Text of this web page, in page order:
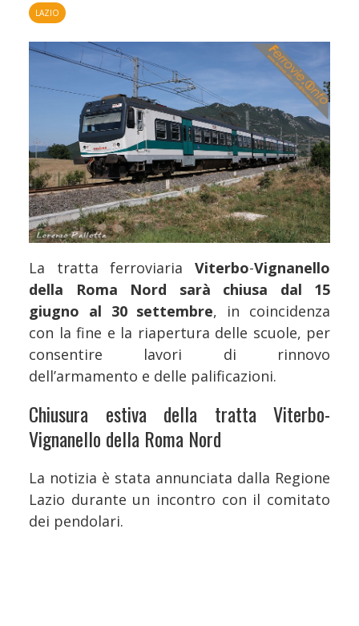
LAZIO
La tratta ferroviaria Viterbo-Vignanello
della Roma Nord sarà chiusa dal 15
giugno al 30 settembre, in coincidenza
con la fine e la riapertura delle scuole, per
consentire lavori di rinnovo
dell’armamento e delle palificazioni.
Chiusura estiva della tratta Viterbo-
Vignanello della Roma Nord
La notizia è stata annunciata dalla Regione
Lazio durante un incontro con il comitato
dei pendolari.